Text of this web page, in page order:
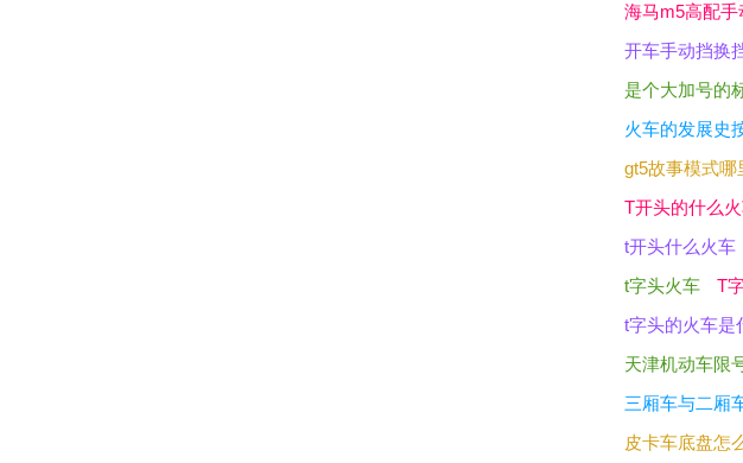
海马m5高配手
开车手动挡换
是个大加号的
火车的发展史
gt5故事模式哪
T开头的什么
t开头什么火车
t字头火车
T
t字头的火车是
天津机动车限
三厢车与二厢
皮卡车底盘怎